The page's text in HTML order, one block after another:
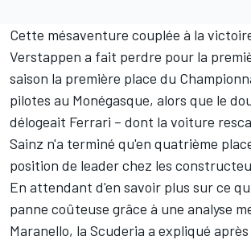
Cette mésaventure couplée à la
Verstappen a fait perdre pour la
saison la première place du
pilotes au Monégasque, alors que le
délogeait Ferrari – dont la voiture
Sainz n'a terminé qu'en quatrième
position de leader chez les
En attendant d'en savoir plus sur ce
panne coûteuse grâce à une analyse
Maranello, la Scuderia a expliqué